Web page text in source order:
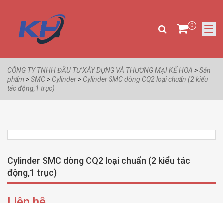
0
CÔNG TY TNHH ĐẦU TƯ XÂY DỰNG VÀ THƯƠNG MẠI KẾ HOA >Sản
phẩm >SMC> Cylinder> Cylinder SMC dòng CQ2 loại chuẩn (2 kiểu
tác động,1 trục)
Cylinder SMC dòng CQ2 loại chuẩn (2 kiểu tác
động,1 trục)